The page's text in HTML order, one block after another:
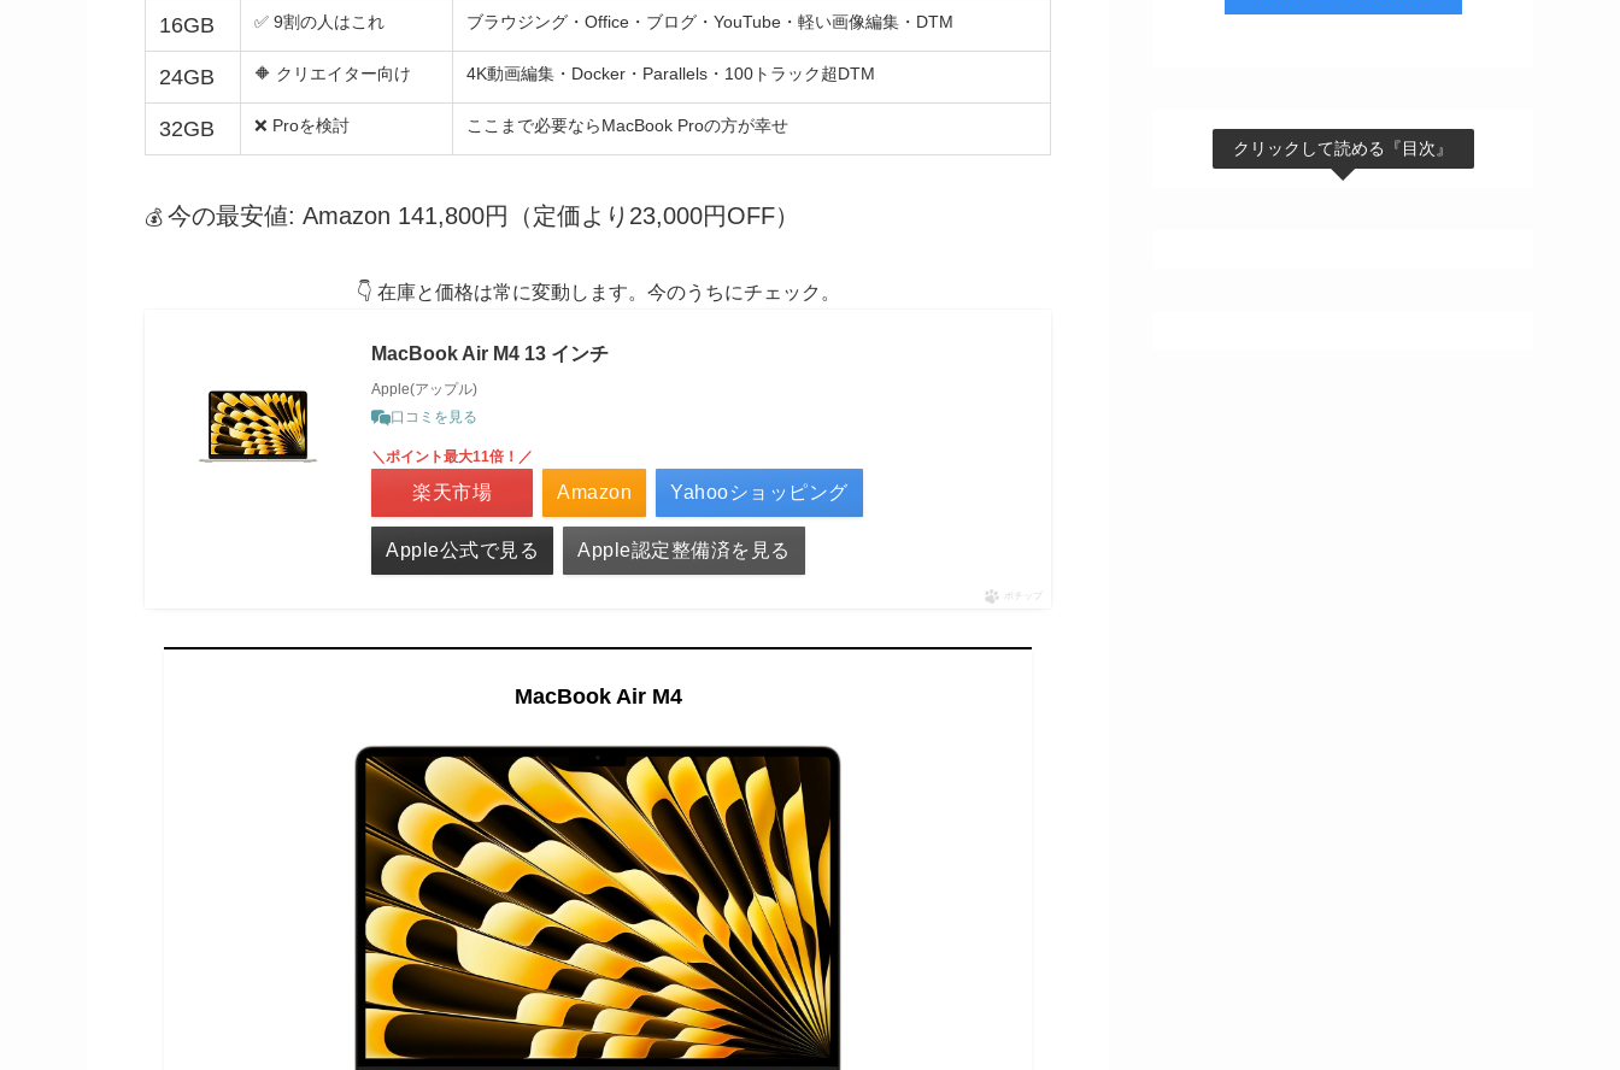
16GB ✅ 9割の人はこれ ブラウジング・Office・ブログ・YouTube・軽い画像編集・DTM
24GB 🔶 クリエイター向け 4K動画編集・Docker・Parallels・100トラック超DTM
32GB ❌ Proを検討 ここまで必要ならMacBook Proの方が幸せ
💰 今の最安値: Amazon 141,800円（定価より23,000円OFF）
👇 在庫と価格は常に変動します。今のうちにチェック。
MacBook Air M4 13 インチ
Apple(アップル)
口コミを見る
Amazon
＼ポイント最大11倍！／
楽天市場 Yahooショッピング
Apple公式で見る Apple認定整備済を見る
ポチップ
MacBook Air M4
クリックして読める『目次』